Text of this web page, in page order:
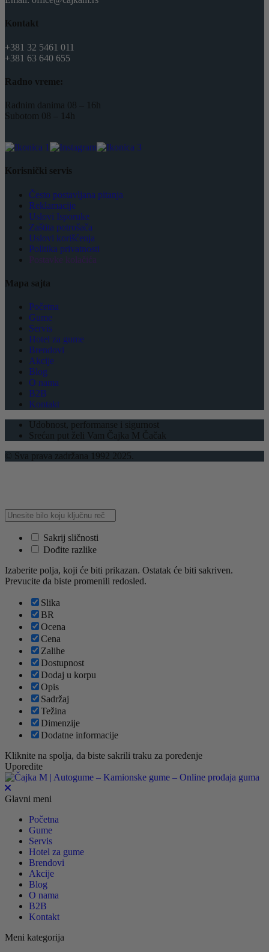
Kontakt
+381 32 5461 011
+381 63 640 655
Radno vreme:
Radnim danima 08 – 16h
Subotom 08 – 14h
Korisnički servis
Često postavljana pitanja
Reklamacije
Uslovi Isporuke
Zaštita potrošača
Uslovi korišćenja
Politika privatnosti
Postavke kolačića
Mapa sajta
Početna
Gume
Servis
Hotel za gume
Brendovi
Akcije
Blog
O nama
B2B
Kontakt
Udobnost, performanse i sigurnost
Srećan put želi Vam Čajka M Čačak
© Sva prava zadržana 1992 2025.
Sakrij sličnosti
Dođite razlike
Izaberite polja, koji će biti prikazan. Ostatak će biti sakriven.
Prevucite da biste promenili redosled.
Slika
BR
Ocena
Cena
Zalihe
Dostupnost
Dodaj u korpu
Opis
Sadržaj
Težina
Dimenzije
Dodatne informacije
Kliknite na spolja, da biste sakrili traku za poređenje
Uporedite
Glavni meni
Početna
Gume
Servis
Hotel za gume
Brendovi
Akcije
Blog
O nama
B2B
Kontakt
Meni kategorija